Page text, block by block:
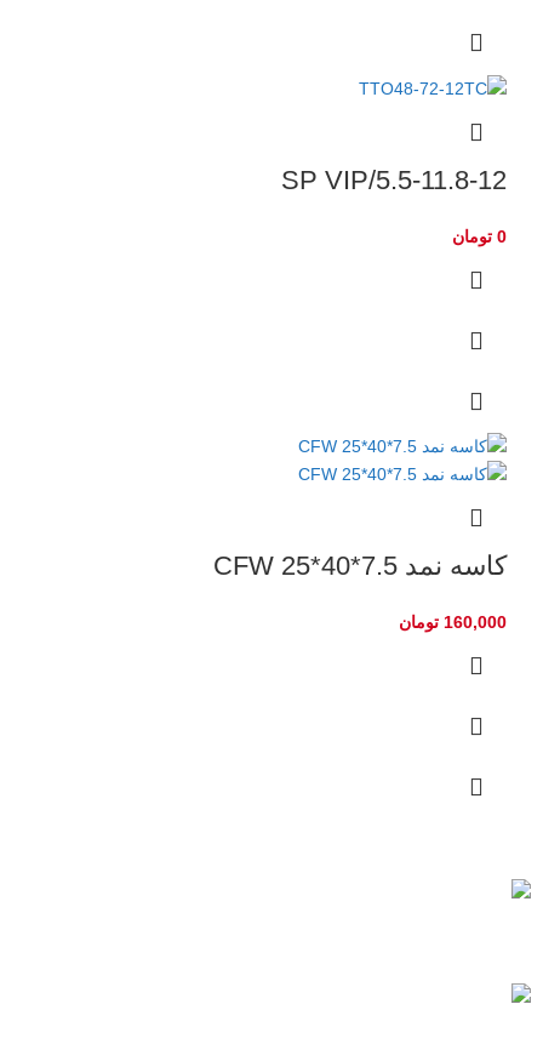
5.5-11.8-12/SP VIP
0 تومان
کاسه نمد CFW 25*40*7.5
160,000 تومان